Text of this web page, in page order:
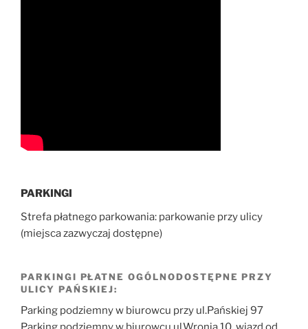
PARKINGI
Strefa płatnego parkowania: parkowanie przy ulicy
(miejsca zazwyczaj dostępne)
PARKINGI PŁATNE OGÓLNODOSTĘPNE PRZY
ULICY PAŃSKIEJ:
Parking podziemny w biurowcu przy ul.Pańskiej 97